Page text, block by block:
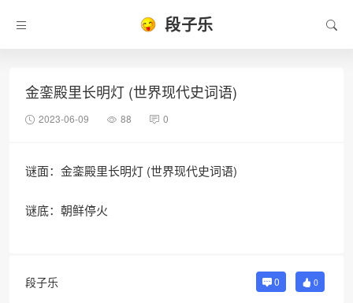
段子乐
金銮殿里长明灯 (世界现代史词语)
2023-06-09 88 0
谜面：金銮殿里长明灯 (世界现代史词语)
谜底：朝鲜停火
段子乐 0 0